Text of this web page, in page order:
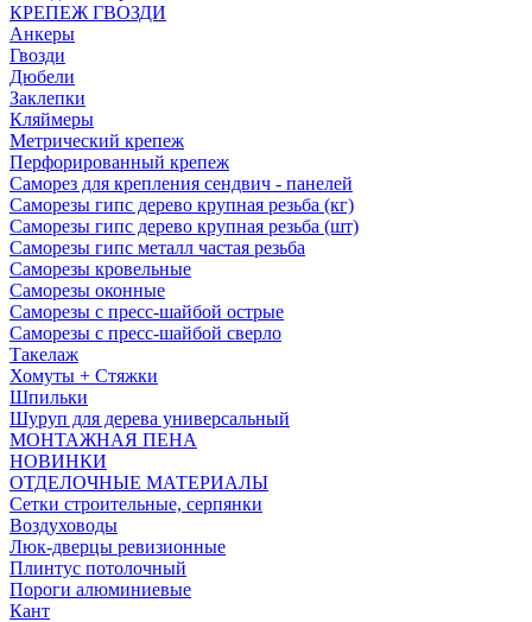
КРЕПЕЖ ГВОЗДИ
Анкеры
Гвозди
Дюбели
Заклепки
Кляймеры
Метрический крепеж
Перфорированный крепеж
Саморез для крепления сендвич - панелей
Саморезы гипс дерево крупная резьба (кг)
Саморезы гипс дерево крупная резьба (шт)
Саморезы гипс металл частая резьба
Саморезы кровельные
Саморезы оконные
Саморезы с пресс-шайбой острые
Саморезы с пресс-шайбой сверло
Такелаж
Хомуты + Стяжки
Шпильки
Шуруп для дерева универсальный
МОНТАЖНАЯ ПЕНА
НОВИНКИ
ОТДЕЛОЧНЫЕ МАТЕРИАЛЫ
Сетки строительные, серпянки
Воздуховоды
Люк-дверцы ревизионные
Плинтус потолочный
Пороги алюминиевые
Кант